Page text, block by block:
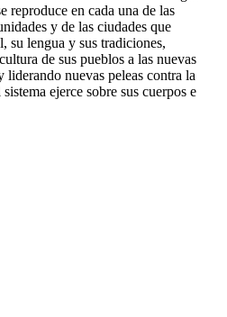
reproduce en cada una de las
y de las ciudades que
su lengua y sus tradiciones,
de sus pueblos a las nuevas
liderando nuevas peleas contra la
ejerce sobre sus cuerpos e